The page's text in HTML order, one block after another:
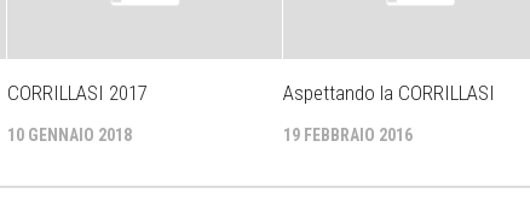
CORRILLASI 2017
10 GENNAIO 2018
Aspettando la CORRILLASI
19 FEBBRAIO 2016